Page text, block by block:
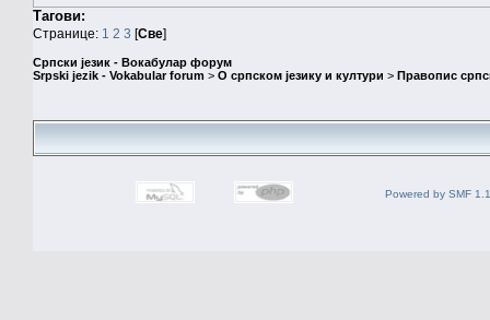
Тагови:
Странице: 1 2 3 [Све]
Српски језик - Вокабулар форум
Srpski jezik - Vokabular forum > О српском језику и култури > Правопис
Powered by SMF